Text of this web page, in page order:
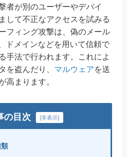
者が別のユーザーやデバイ
して不正なアクセスを試みる
フィング攻撃は、偽のメール
ドメインなどを用いて信頼で
手法で行われます。これによ
を盗んだり、 マルウェアを送
高まります。
の目次 [非表示]